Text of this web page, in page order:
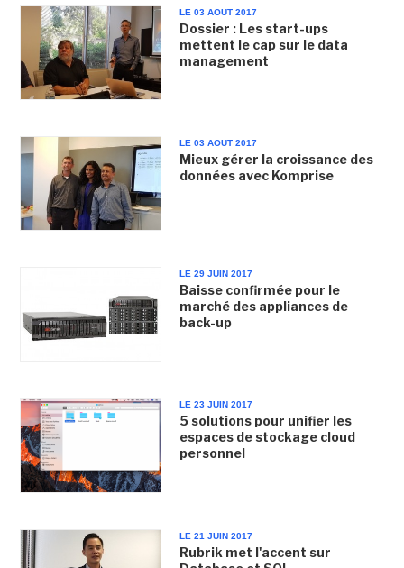
LE 03 AOUT 2017
Dossier : Les start-ups
mettent le cap sur le data
management
LE 03 AOUT 2017
Mieux gérer la croissance des
données avec Komprise
LE 29 JUIN 2017
Baisse confirmée pour le
marché des appliances de
back-up
LE 23 JUIN 2017
5 solutions pour unifier les
espaces de stockage cloud
personnel
LE 21 JUIN 2017
Rubrik met l'accent sur